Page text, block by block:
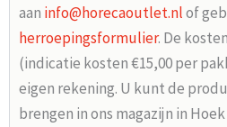
aan info@horecaoutlet.nlof
herroepingsformulier. De
(indicatie kosten €15,00 per
eigen rekening. U kunt de
brengen in ons magazijn in